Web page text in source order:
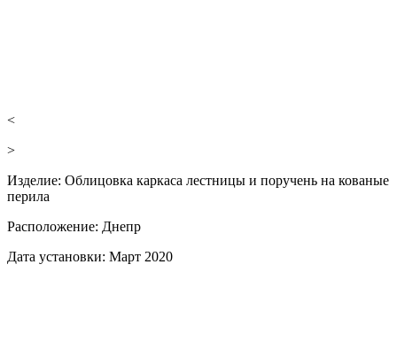
<
>
Изделие: Облицовка каркаса лестницы и поручень на кованые
перила
Расположение: Днепр
Дата установки: Март 2020